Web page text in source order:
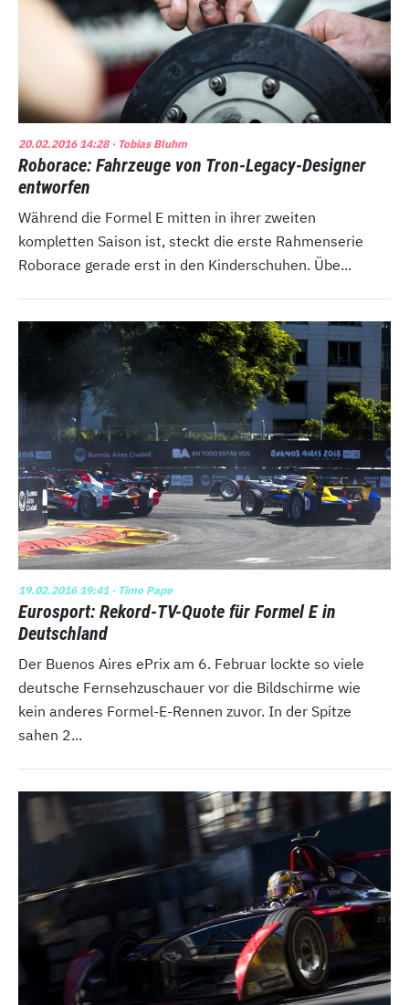
20.02.2016 14:28· Tobias Bluhm
Roborace: Fahrzeuge von Tron-Legacy-Designer
entworfen
Während die Formel E mitten in ihrer zweiten
kompletten Saison ist, steckt die erste Rahmenserie
Roborace gerade erst in den Kinderschuhen. Übe...
19.02.2016 19:41 · Timo Pape
Eurosport: Rekord-TV-Quote für Formel E in
Deutschland
Der Buenos Aires ePrix am 6. Februar lockte so viele
deutsche Fernsehzuschauer vor die Bildschirme wie
kein anderes Formel-E-Rennen zuvor. In der Spitze
sahen 2...